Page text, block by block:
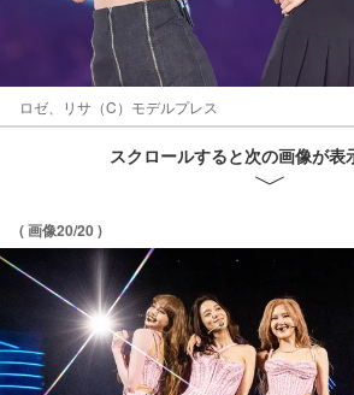
ロゼ、リサ（C）モデルプレス
スクロールすると次の画像が表
( 画像20/20 )